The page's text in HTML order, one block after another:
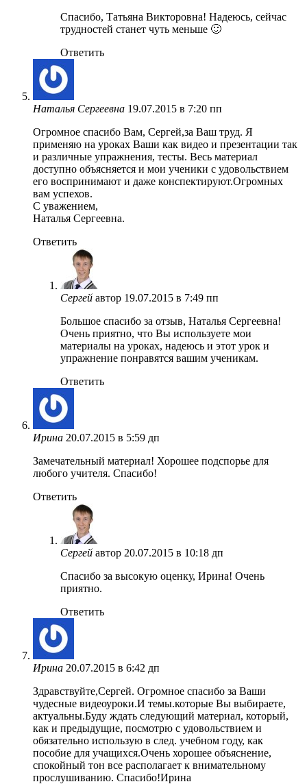
Спасибо, Татьяна Викторовна! Надеюсь, сейчас
трудностей станет чуть меньше 🙂
Ответить
Наталья Сергеевна 19.07.2015 в 7:20 пп
Огромное спасибо Вам, Сергей,за Ваш труд. Я
применяю на уроках Ваши как видео и презентации так
и различные упражнения, тесты. Весь материал
доступно объясняется и мои ученики с удовольствием
его воспринимают и даже конспектируют.Огромных
вам успехов.
С уважением,
Наталья Сергеевна.
Ответить
Сергей автор 19.07.2015 в 7:49 пп
Большое спасибо за отзыв, Наталья Сергеевна!
Очень приятно, что Вы используете мои
материалы на уроках, надеюсь и этот урок и
упражнение понравятся вашим ученикам.
Ответить
Ирина 20.07.2015 в 5:59 дп
Замечательный материал! Хорошее подспорье для
любого учителя. Спасибо!
Ответить
Сергей автор 20.07.2015 в 10:18 дп
Спасибо за высокую оценку, Ирина! Очень
приятно.
Ответить
Ирина 20.07.2015 в 6:42 дп
Здравствуйте,Сергей. Огромное спасибо за Ваши
чудесные видеоуроки.И темы.которые Вы выбираете,
актуальны.Буду ждать следующий материал, который,
как и предыдущие, посмотрю с удовольствием и
обязательно использую в след. учебном году, как
пособие для учащихся.Очень хорошее объяснение,
спокойный тон все располагает к внимательному
прослушиванию. Спасибо!Ирина